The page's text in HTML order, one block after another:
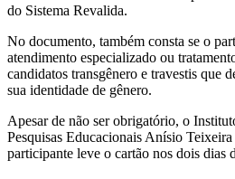
do Sistema Revalida.
No documento, também consta se o
atendimento especializado ou
candidatos transgênero e travestis que
sua identidade de gênero.
Apesar de não ser obrigatório, o
Pesquisas Educacionais Anísio
participante leve o cartão nos dois dias